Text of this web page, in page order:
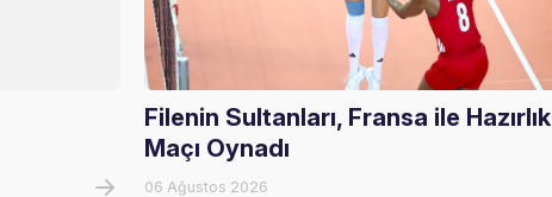
Filenin Sultanları, Fransa ile Hazırlık
Maçı Oynadı
06 Ağustos 2026